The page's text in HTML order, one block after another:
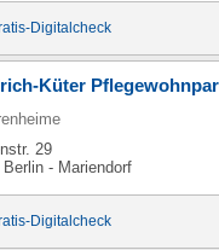
Digitalcheck
Küter
29
Berlin - Mariendorf
Digitalcheck